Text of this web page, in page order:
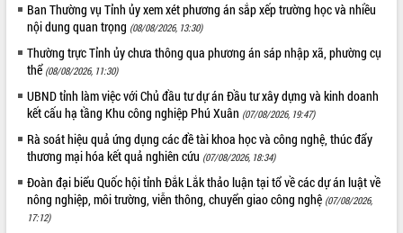
UBND tỉnh họp báo định kỳ tháng 4
năm 2026
Hội thảo khoa học “Giải pháp thúc đẩy
phát triển nền kinh tế xanh tại tỉnh
Đắk Lắk”
Tăng cường giám sát, đôn đốc thực
hiện nhiệm vụ quản lý tài sản công
hàng tuần
Tháo gỡ những vướng mắc, đẩy mạnh
công tác cải cách thủ tục hành chính
tại Trung tâm Phục vụ hành chính
Ban Thường vụ Tỉnh ủy xem xét phương án sắp xếp trường học và nhiều
nội dung quan trọng (08/08/2026, 13:30)
Thường trực Tỉnh ủy chưa thông qua phương án sáp nhập xã, phường cụ
thể (08/08/2026, 11:30)
UBND tỉnh làm việc với Chủ đầu tư dự án Đầu tư xây dựng và kinh doanh
kết cấu hạ tầng Khu công nghiệp Phú Xuân (07/08/2026, 19:47)
Rà soát hiệu quả ứng dụng các đề tài khoa học và công nghệ, thúc đẩy
thương mại hóa kết quả nghiên cứu (07/08/2026, 18:34)
Đoàn đại biểu Quốc hội tỉnh Đắk Lắk thảo luận tại tổ về các dự án luật về
nông nghiệp, môi trường, viễn thông, chuyển giao công nghệ (07/08/2026,
17:12)